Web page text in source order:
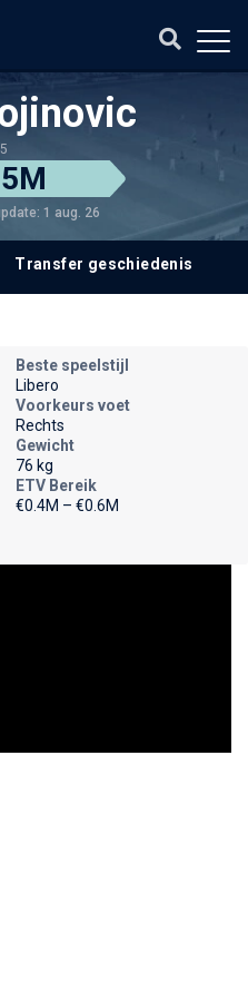
1 aug. 26
Transfer geschiedenis
Beste speelstijl
Libero
Voorkeurs voet
Rechts
Gewicht
76 kg
ETV Bereik
€0.4M – €0.6M